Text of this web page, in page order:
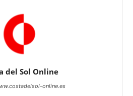
del Sol Online
online.es